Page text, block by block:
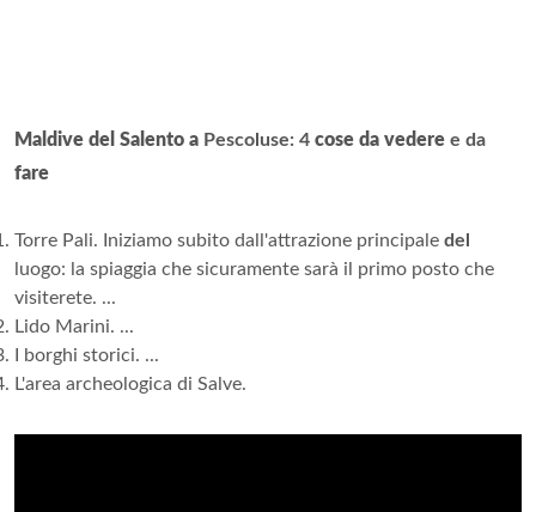
Maldive del Salento a Pescoluse: 4 cose da vedere e da
fare
Torre Pali. Iniziamo subito dall'attrazione principale del
luogo: la spiaggia che sicuramente sarà il primo posto che
visiterete. ...
Lido Marini. ...
I borghi storici. ...
L'area archeologica di Salve.